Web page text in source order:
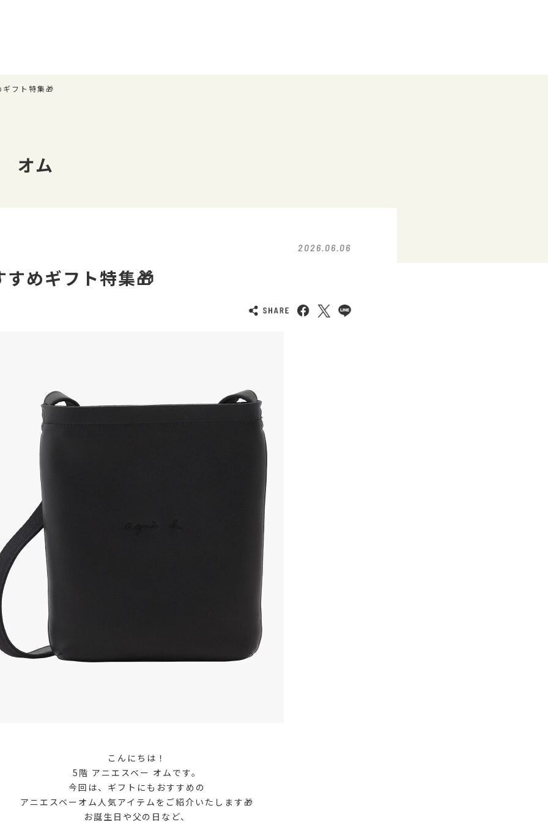
フト特集🎁
オム
2026.06.06
すめギフト特集🎁
こんにちは！
5階 アニエスベー オムです。
今回は、ギフトにもおすすめの
アニエスベーオム人気アイテムをご紹介いたします🎁
お誕生日や父の日など、